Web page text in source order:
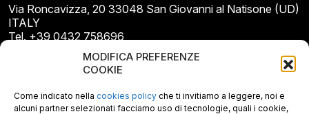
MODIFICA PREFERENZE
COOKIE
Come indicato nella cookies policy che ti invitiamo a leggere, noi e
alcuni partner selezionati facciamo uso di tecnologie, quali i cookie,
Via Roncavizza, 20 33048 San Giovanni al Natisone (UD)
ITALY
Tel. +39 0432 758696
E-mail: info@gecopan.it
E-mail PEC: gecopan@pec.it
P.I. E C.F. 02487660306
N. REA UD 264834
Capitale sociale € 30.000